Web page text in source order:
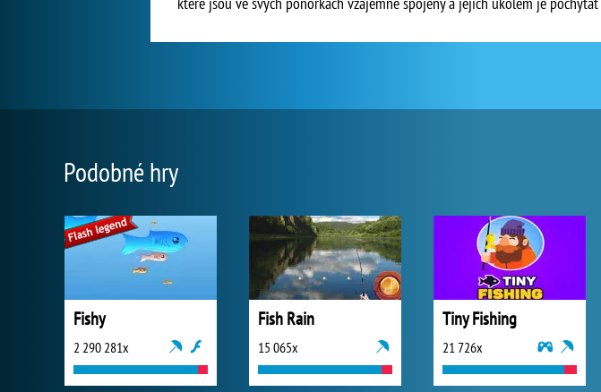
Podobné hry
Fishy
2 290 281x
Fish Rain
15 065x
Tiny Fishing
21 726x